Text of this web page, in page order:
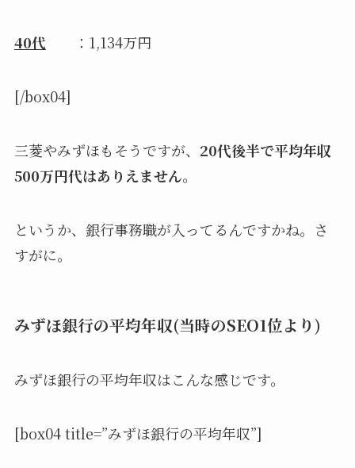
40代 ：1,134万円
[/box04]
三菱やみずほもそうですが、 20代後半で平均年収
500万円代はありえません。
というか、銀行事務職が入ってるんですかね。さ
すがに。
みずほ銀行の平均年収(当時のSEO1位より)
みずほ銀行の平均年収はこんな感じです。
[box04 title=”みずほ銀行の平均年収”]